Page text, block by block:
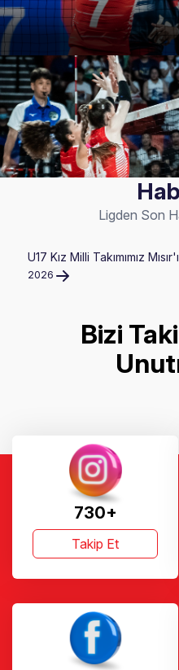
Ligden Son
U17 Kız Milli Takımımız
2026
Bizi
730+
Takip Et